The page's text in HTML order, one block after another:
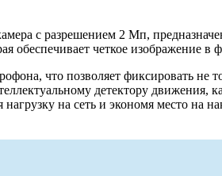
с разрешением 2 Мп,
обеспечивает четкое изображение в
что позволяет фиксировать
детектору движения,
на сеть и экономя место на